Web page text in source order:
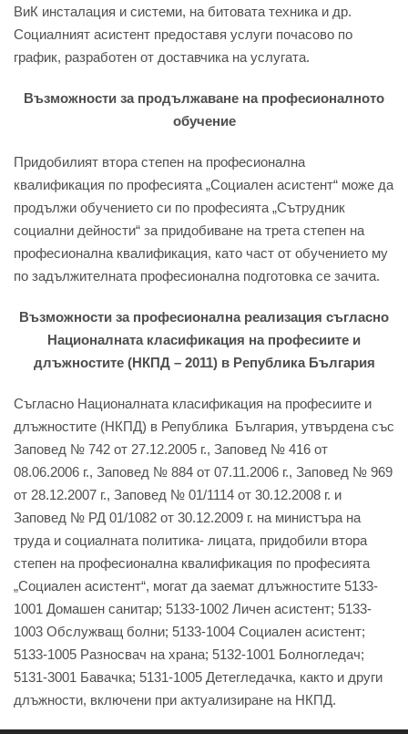
ВиК инсталация и системи, на битовата техника и др.
Социалният асистент предоставя услуги почасово по
график, разработен от доставчика на услугата.
Възможности за продължаване на професионалното
обучение
Придобилият втора степен на професионална
квалификация по професията „Социален асистент“ може да
продължи обучението си по професията „Сътрудник
социални дейности“ за придобиване на трета степен на
професионална квалификация, като част от обучението му
по задължителната професионална подготовка се зачита.
Възможности за професионална реализация съгласно
Националната класификация на професиите и
длъжностите (НКПД – 2011) в Република България
Съгласно Националната класификация на професиите и
длъжностите (НКПД) в Република България, утвърдена със
Заповед № 742 от 27.12.2005 г., Заповед № 416 от
08.06.2006 г., Заповед № 884 от 07.11.2006 г., Заповед № 969
от 28.12.2007 г., Заповед № 01/1114 от 30.12.2008 г. и
Заповед № РД 01/1082 от 30.12.2009 г. на министъра на
труда и социалната политика- лицата, придобили втора
степен на професионална квалификация по професията
„Социален асистент“, могат да заемат длъжностите 5133-
1001 Домашен санитар; 5133-1002 Личен асистент; 5133-
1003 Обслужващ болни; 5133-1004 Социален асистент;
5133-1005 Разносвач на храна; 5132-1001 Болногледач;
5131-3001 Бавачка; 5131-1005 Детегледачка, както и други
длъжности, включени при актуализиране на НКПД.